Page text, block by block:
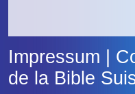
Impressum
de la Bible